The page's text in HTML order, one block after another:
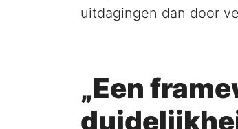
uitdagingen dan door
„Een